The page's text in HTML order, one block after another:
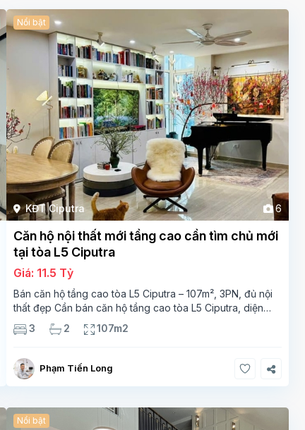
KĐT Ciputra 6
Nổi bật
Căn hộ nội thất mới tầng cao cần tìm chủ mới
tại tòa L5 Ciputra
Giá: 11.5 Tỷ
Bán căn hộ tầng cao tòa L5 Ciputra – 107m², 3PN, đủ nội
thất đẹp Cần bán căn hộ tầng cao tòa L5 Ciputra, diện
tích 107m², thiết kế 3 phòng ngủ – 2 vệ sinh, không gian
rộng thoáng. Căn
3 2 107m2
Phạm Tiến Long
Nổi bật